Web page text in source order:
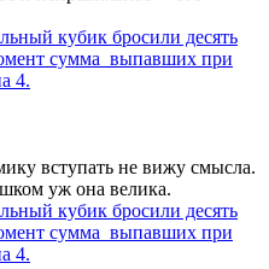
кубик бросили десять
сумма выпавших при
4.
вступать не вижу смысла.
уж она велика.
кубик бросили десять
сумма выпавших при
4.